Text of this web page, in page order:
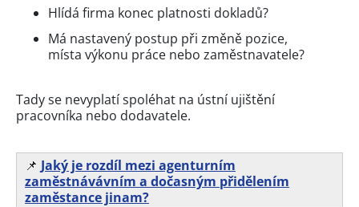
Hlídá firma konec platnosti dokladů?
Má nastavený postup při změně pozice,
místa výkonu práce nebo zaměstnavatele?
Tady se nevyplatí spoléhat na ústní ujištění
pracovníka nebo dodavatele.
📌 Jaký je rozdíl mezi agenturním
zaměstnávávním a dočasným přidělením
zaměstance jinam?